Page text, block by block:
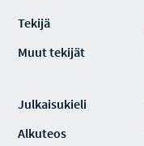
Tekijä
Muut tekijät
Julkaisukieli
Alkuteos